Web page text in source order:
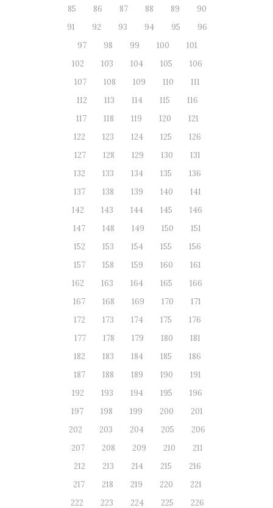
85
86 87 88 89
90
91
92 93 94 95
96
97
98 99 100
101
102
103 104 105
106
107
108 109 110
111
112
113 114 115
116
117
118 119 120
121
122
123 124 125
126
127
128 129 130
131
132
133 134 135
136
137
138 139 140
141
142
143 144 145
146
147
148 149 150
151
152
153 154 155
156
157
158 159 160
161
162
163 164 165
166
167
168 169 170
171
172
173 174 175
176
177
178 179 180
181
182
183 184 185
186
187
188 189 190
191
192
193 194 195
196
197
198 199 200
201
202
203 204 205
206
207
208 209 210
211
212
213 214 215
216
217
218 219 220
221
222
223 224 225
226